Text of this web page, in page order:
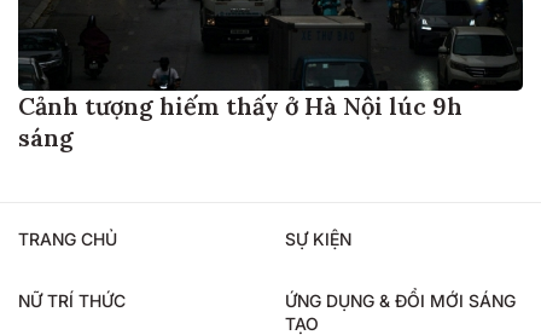
Cảnh tượng hiếm thấy ở Hà Nội lúc 9h
sáng
TRANG CHỦ SỰ KIỆN
NỮ TRÍ THỨC
ỨNG DỤNG & ĐỔI MỚI SÁNG
TẠO